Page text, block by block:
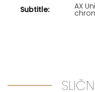
Subtitle: AX